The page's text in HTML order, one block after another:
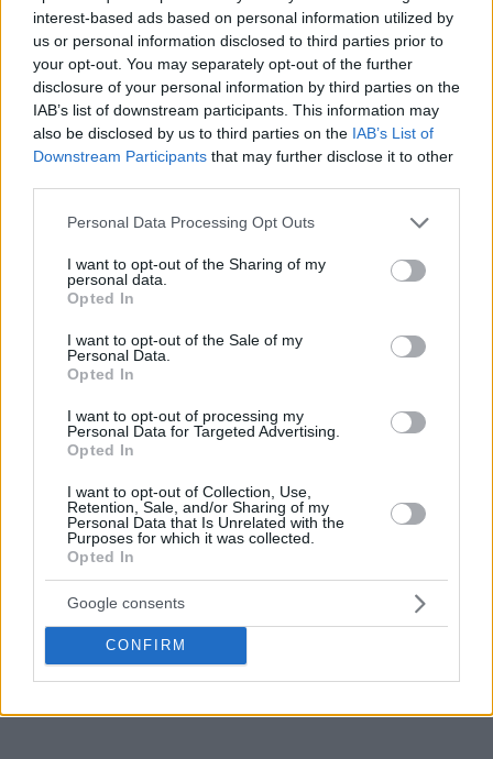
interest-based ads based on personal information utilized by
us or personal information disclosed to third parties prior to
your opt-out. You may separately opt-out of the further
disclosure of your personal information by third parties on the
IAB’s list of downstream participants. This information may
also be disclosed by us to third parties on the IAB’s List of
Downstream Participants that may further disclose it to other
Please note that this website/app uses one or more Google
not limited to your visit or usage behaviour. You may click to
grant or deny consent to Google and its third-party tags to
use your data for below specified purposes in below Google
consent section.
Personal Data Processing Opt Outs
I want to opt-out of the Sharing of my
personal data.
Opted In
I want to opt-out of the Sale of my
Personal Data.
Opted In
I want to opt-out of processing my
Personal Data for Targeted Advertising.
Opted In
I want to opt-out of Collection, Use,
Retention, Sale, and/or Sharing of my
Personal Data that Is Unrelated with the
Purposes for which it was collected.
Opted In
Google consents
CONFIRM
Bolmaro aportó nueve puntos.
Por parte de Venice, Amedeo Tessitori lideró al equipo con
24 puntos y cinco rebotes. R.J. Cole le siguió con 16 puntos,
mientras que Jordan Parks registró 13 puntos y nueve
rebotes.
logrando una ventaja de 24-15 tras el primer cuarto, para
luego ampliarla a 54-37 al descanso. Venice recortó
brevemente la diferencia gracias a Tessitori y Cole en el
tercer cuarto, pero los locales recuperaron rápidamente una
cómoda ventaja. Mannion y Diop dirigieron la ofensiva
durante la segunda mitad, ayudando a Olimpia a alcanzar los
la serie final.